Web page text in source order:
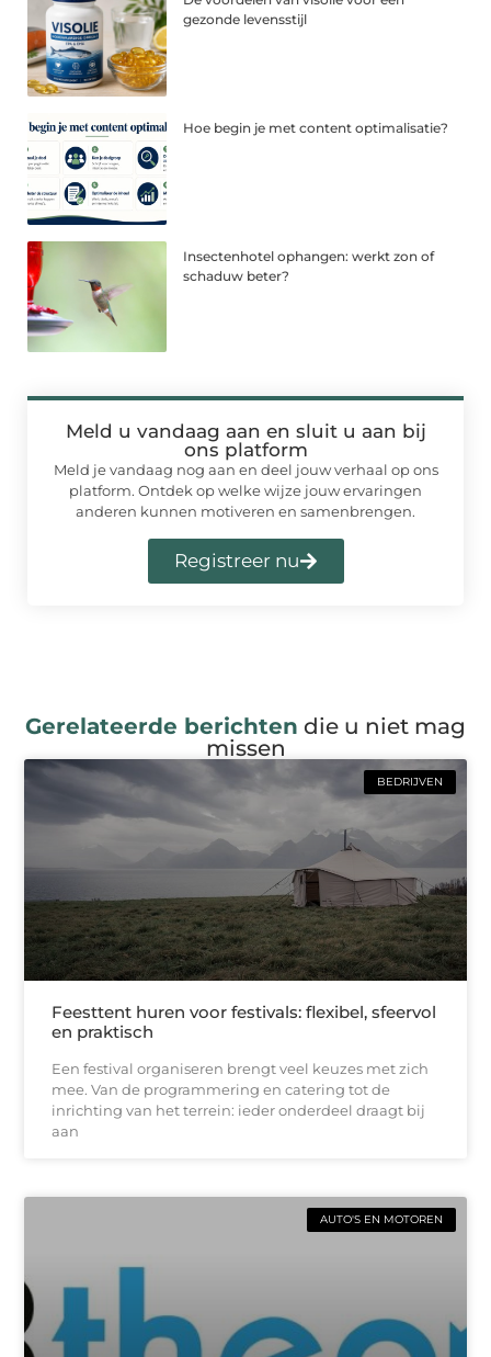
gezonde levensstijl
Hoe begin je met content optimalisatie?
Insectenhotel ophangen: werkt zon of
schaduw beter?
Meld u vandaag aan en sluit u aan bij
ons platform
Meld je vandaag nog aan en deel jouw verhaal op ons
platform. Ontdek op welke wijze jouw ervaringen
anderen kunnen motiveren en samenbrengen.
Registreer nu
Gerelateerde berichten die u niet mag
missen
BEDRIJVEN
Feesttent huren voor festivals: flexibel, sfeervol
en praktisch
Een festival organiseren brengt veel keuzes met zich
mee. Van de programmering en catering tot de
inrichting van het terrein: ieder onderdeel draagt bij
aan
AUTO'S EN MOTOREN